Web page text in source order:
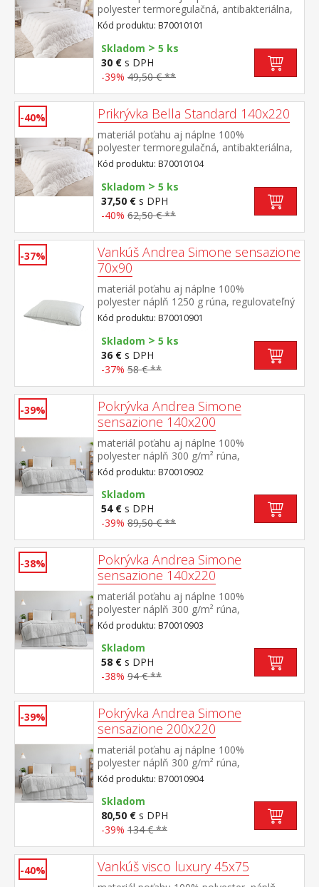
polyester termoregulačná, antibakteriálna,
vhodná pre alergikov elegantne
prešitá prateľná do 60 °C
Kód produktu: B70010101
Skladom > 5 ks
30 € s DPH
-39% 49,50 € **
-40% Prikrývka Bella Standard 140x220
materiál poťahu aj náplne 100%
polyester termoregulačná, antibakteriálna,
vhodná pre alergikov elegantne
prešitá prateľná do 60 °C
Kód produktu: B70010104
Skladom > 5 ks
37,50 € s DPH
-40% 62,50 € **
-37%
Vankúš Andrea Simone sensazione
70x90
materiál poťahu aj náplne 100%
polyester náplň 1250 g rúna, regulovateľný
obsah elegantne prešitý poťah na zips
Kód produktu: B70010901
Skladom > 5 ks
36 € s DPH
-37% 58 € **
-39%
Pokrývka Andrea Simone
sensazione 140x200
materiál poťahu aj náplne 100%
polyester náplň 300 g/m² rúna,
termoregulačná elegantne prešitý poťah
Kód produktu: B70010902
Skladom
54 € s DPH
-39% 89,50 € **
-38%
Pokrývka Andrea Simone
sensazione 140x220
materiál poťahu aj náplne 100%
polyester náplň 300 g/m² rúna,
termoregulačná elegantne prešitý poťah
Kód produktu: B70010903
Skladom
58 € s DPH
-38% 94 € **
-39%
Pokrývka Andrea Simone
sensazione 200x220
materiál poťahu aj náplne 100%
polyester náplň 300 g/m² rúna,
termoregulačná elegantne prešitý poťah
Kód produktu: B70010904
Skladom
80,50 € s DPH
-39% 134 € **
-40% Vankúš visco luxury 45x75